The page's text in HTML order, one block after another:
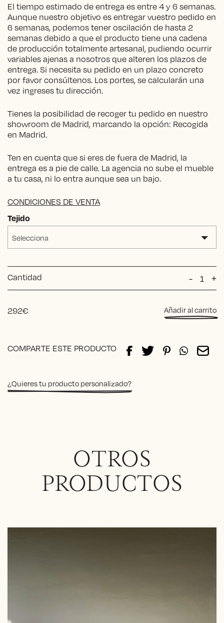
El tiempo estimado de entrega es entre 4 y 6 semanas.
Aunque nuestro objetivo es entregar vuestro pedido en
6 semanas, podemos tener oscilación de hasta 2
semanas debido a que el producto tiene una cadena
de producción totalmente artesanal, pudiendo ocurrir
variables ajenas a nosotros que alteren los plazos de
entrega. Si necesita su pedido en un plazo concreto
por favor consúltenos. Los portes, se calcularán una
vez ingreses tu dirección.
Tienes la posibilidad de recoger tu pedido en nuestro
showroom de Madrid, marcando la opción: Recogida
en Madrid.
Ten en cuenta que si eres de fuera de Madrid, la
entrega es a pie de calle. La agencia no sube el mueble
a tu casa, ni lo entra aunque sea un bajo.
CONDICIONES DE VENTA
Tejido
Selecciona
Cantidad -
Silla
Retro
+
292€ Añadir al carrito
COMPARTE ESTE PRODUCTO
¿Quieres tu producto personalizado?
OTROS
PRODUCTOS